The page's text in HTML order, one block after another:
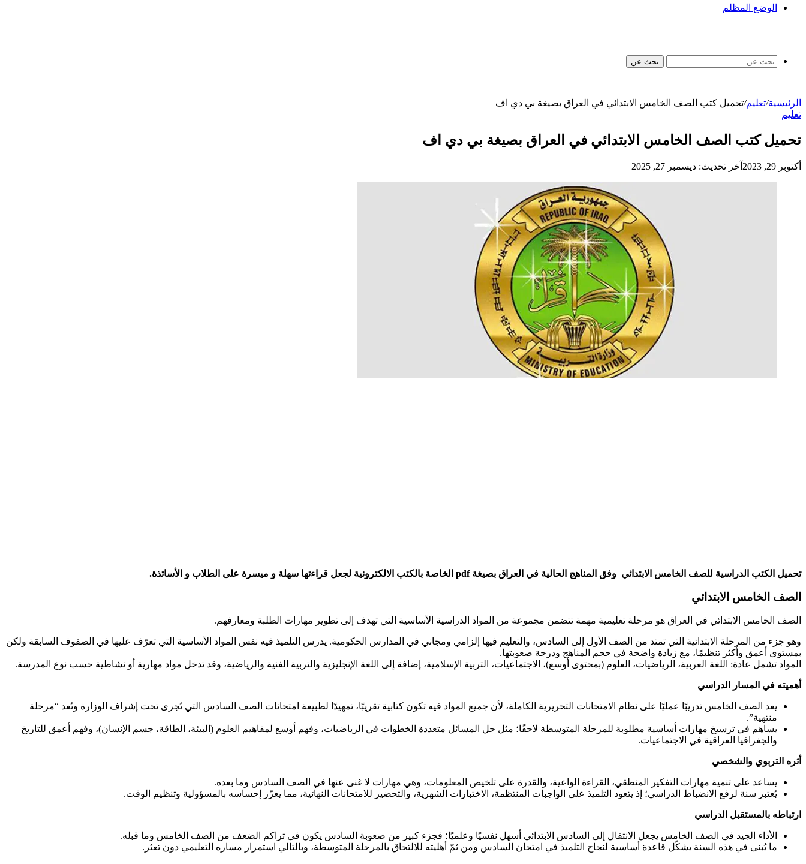
الوضع المظلم
بحث عن
الرئيسية/تعليم/تحميل كتب الصف الخامس الابتدائي في العراق بصيغة بي دي اف
تعليم
تحميل كتب الصف الخامس الابتدائي في العراق بصيغة بي دي اف
أكتوبر 29, 2023 آخر تحديث: ديسمبر 27, 2025
تحميل الكتب الدراسية للصف الخامس الابتدائي وفق المناهج الحالية في العراق بصيغة pdf الخاصة بالكتب الالكترونية لجعل قراءتها سهلة و ميسرة على الطلاب و الأساتذة.
الصف الخامس الابتدائي
الصف الخامس الابتدائي في العراق هو مرحلة تعليمية مهمة تتضمن مجموعة من المواد الدراسية الأساسية التي تهدف إلى تطوير مهارات الطلبة ومعارفهم.
وهو جزء من المرحلة الابتدائية التي تمتد من الصف الأول إلى السادس، والتعليم فيها إلزامي ومجاني في المدارس الحكومية. يدرس التلميذ فيه نفس المواد الأساسية التي تعرّف عليها في الصفوف السابقة ولكن
بمستوى أعمق وأكثر تنظيمًا، مع زيادة واضحة في حجم المناهج ودرجة صعوبتها.
المواد تشمل عادة: اللغة العربية، الرياضيات، العلوم (بمحتوى أوسع)، الاجتماعيات، التربية الإسلامية، إضافة إلى اللغة الإنجليزية والتربية الفنية والرياضية، وقد تدخل مواد مهارية أو نشاطية حسب نوع المدرسة.
أهميته في المسار الدراسي
يعد الصف الخامس تدريبًا عمليًا على نظام الامتحانات التحريرية الكاملة، لأن جميع المواد فيه تكون كتابية تقريبًا، تمهيدًا لطبيعة امتحانات الصف السادس التي تُجرى تحت إشراف الوزارة وتُعد “مرحلة
منتهية”.
يساهم في ترسيخ مهارات أساسية مطلوبة للمرحلة المتوسطة لاحقًا؛ مثل حل المسائل متعددة الخطوات في الرياضيات، وفهم أوسع لمفاهيم العلوم (البيئة، الطاقة، جسم الإنسان)، وفهم أعمق للتاريخ
والجغرافيا العراقية في الاجتماعيات.
أثره التربوي والشخصي
يساعد على تنمية مهارات التفكير المنطقي، القراءة الواعية، والقدرة على تلخيص المعلومات، وهي مهارات لا غنى عنها في الصف السادس وما بعده.
يُعتبر سنة لرفع الانضباط الدراسي؛ إذ يتعود التلميذ على الواجبات المنتظمة، الاختبارات الشهرية، والتحضير للامتحانات النهائية، مما يعزّز إحساسه بالمسؤولية وتنظيم الوقت.
ارتباطه بالمستقبل الدراسي
الأداء الجيد في الصف الخامس يجعل الانتقال إلى السادس الابتدائي أسهل نفسيًا وعلميًا؛ فجزء كبير من صعوبة السادس يكون في تراكم الضعف من الصف الخامس وما قبله.
ما يُبنى في هذه السنة يشكّل قاعدة أساسية لنجاح التلميذ في امتحان السادس ومن ثمّ أهليته للالتحاق بالمرحلة المتوسطة، وبالتالي استمرار مساره التعليمي دون تعثر.